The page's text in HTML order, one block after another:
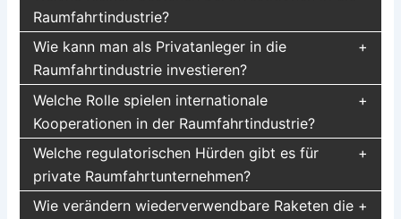
Raumfahrtindustrie?
Wie kann man als Privatanleger in die
Raumfahrtindustrie investieren?
Welche Rolle spielen internationale
Kooperationen in der Raumfahrtindustrie?
Welche regulatorischen Hürden gibt es für
private Raumfahrtunternehmen?
Wie verändern wiederverwendbare Raketen die